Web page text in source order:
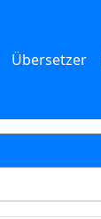
Übersetzer